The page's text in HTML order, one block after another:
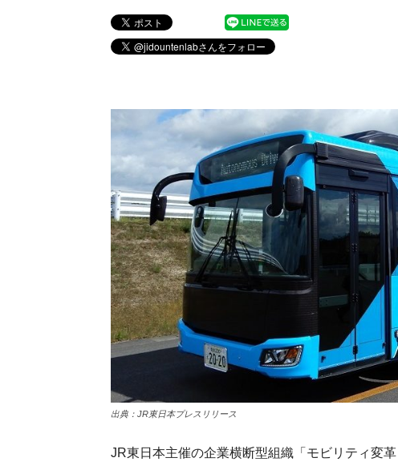
出典：JR東日本プレスリリース
JR東日本主催の企業横断型組織「モビリティ変